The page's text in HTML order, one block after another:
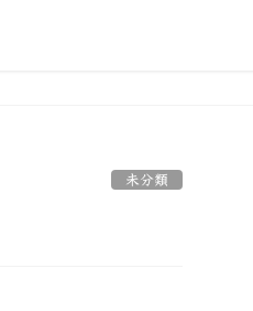
未分類